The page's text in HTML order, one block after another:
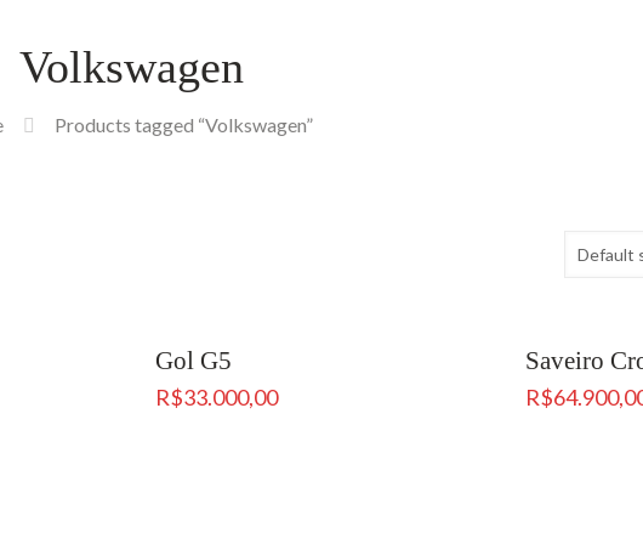
Volkswagen
Products tagged “Volkswagen”
Gol G5
R$33.000,00
Saveiro
R$